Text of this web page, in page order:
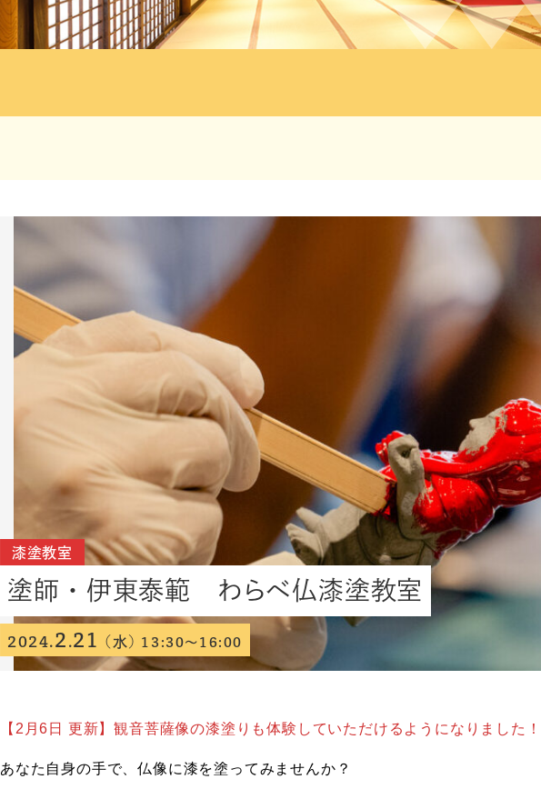
漆塗教室
塗師・伊東泰範 わらべ仏漆塗教室
2024. 2 .21 (水) 13:30～16:00
【2月6日 更新】観音菩薩像の漆塗りも体験していただけるようになりました！
あなた自身の手で、仏像に漆を塗ってみませんか？